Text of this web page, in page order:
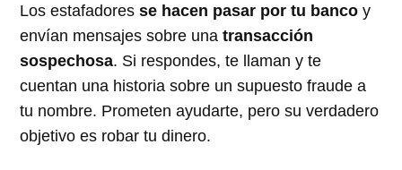
Los estafadoresse hacen pasar por tu banco y
envían mensajes sobre unatransacción
sospechosa. Si respondes, te llaman y te
cuentan una historia sobre un supuesto fraude a
tu nombre. Prometen ayudarte, pero su verdadero
objetivo es robar tu dinero.